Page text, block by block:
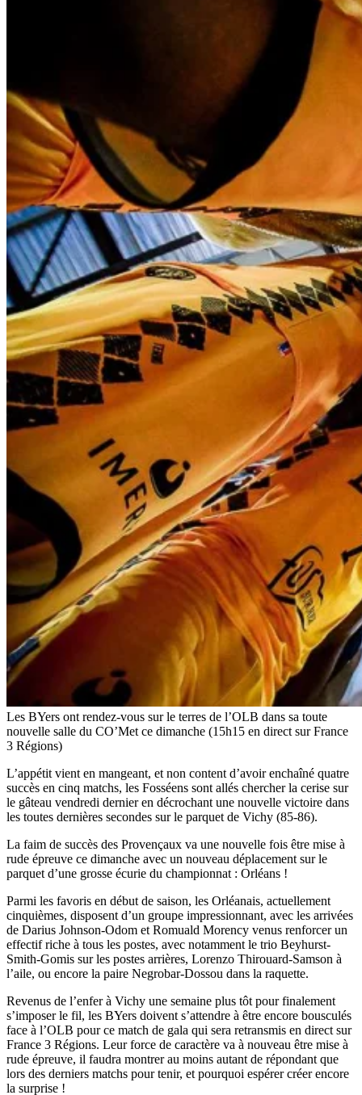
Les BYers ont rendez-vous sur le terres de l’OLB dans sa toute
nouvelle salle du CO’Met ce dimanche (15h15 en direct sur France
3 Régions)
L’appétit vient en mangeant, et non content d’avoir enchaîné quatre
succès en cinq matchs, les Fosséens sont allés chercher la cerise sur
le gâteau vendredi dernier en décrochant une nouvelle victoire dans
les toutes dernières secondes sur le parquet de Vichy (85-86).
La faim de succès des Provençaux va une nouvelle fois être mise à
rude épreuve ce dimanche avec un nouveau déplacement sur le
parquet d’une grosse écurie du championnat : Orléans !
Parmi les favoris en début de saison, les Orléanais, actuellement
cinquièmes, disposent d’un groupe impressionnant, avec les arrivées
de Darius Johnson-Odom et Romuald Morency venus renforcer un
effectif riche à tous les postes, avec notamment le trio Beyhurst-
Smith-Gomis sur les postes arrières, Lorenzo Thirouard-Samson à
l’aile, ou encore la paire Negrobar-Dossou dans la raquette.
Revenus de l’enfer à Vichy une semaine plus tôt pour finalement
s’imposer le fil, les BYers doivent s’attendre à être encore bousculés
face à l’OLB pour ce match de gala qui sera retransmis en direct sur
France 3 Régions. Leur force de caractère va à nouveau être mise à
rude épreuve, il faudra montrer au moins autant de répondant que
lors des derniers matchs pour tenir, et pourquoi espérer créer encore
la surprise !